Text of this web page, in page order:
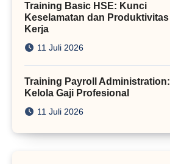
Training Basic HSE: Kunci
Keselamatan dan Produktivitas
Kerja
11 Juli 2026
Training Payroll Administration:
Kelola Gaji Profesional
11 Juli 2026